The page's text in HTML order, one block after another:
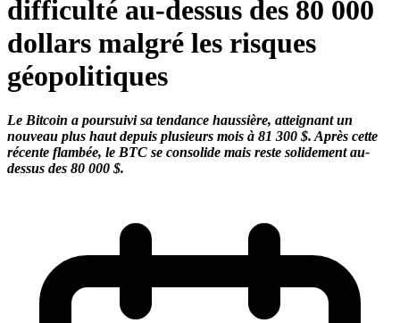
difficulté au-dessus des 80 000
dollars malgré les risques
géopolitiques
Le Bitcoin a poursuivi sa tendance haussière, atteignant un
nouveau plus haut depuis plusieurs mois à 81 300 $. Après cette
récente flambée, le BTC se consolide mais reste solidement au-
dessus des 80 000 $.